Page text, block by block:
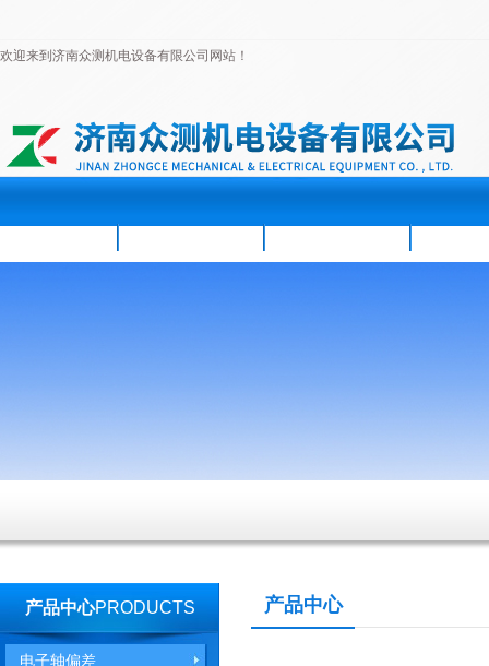
欢迎来到济南众测机电设备有限公司网站！
产品中心PRODUCTS
电子轴偏差
产品中心